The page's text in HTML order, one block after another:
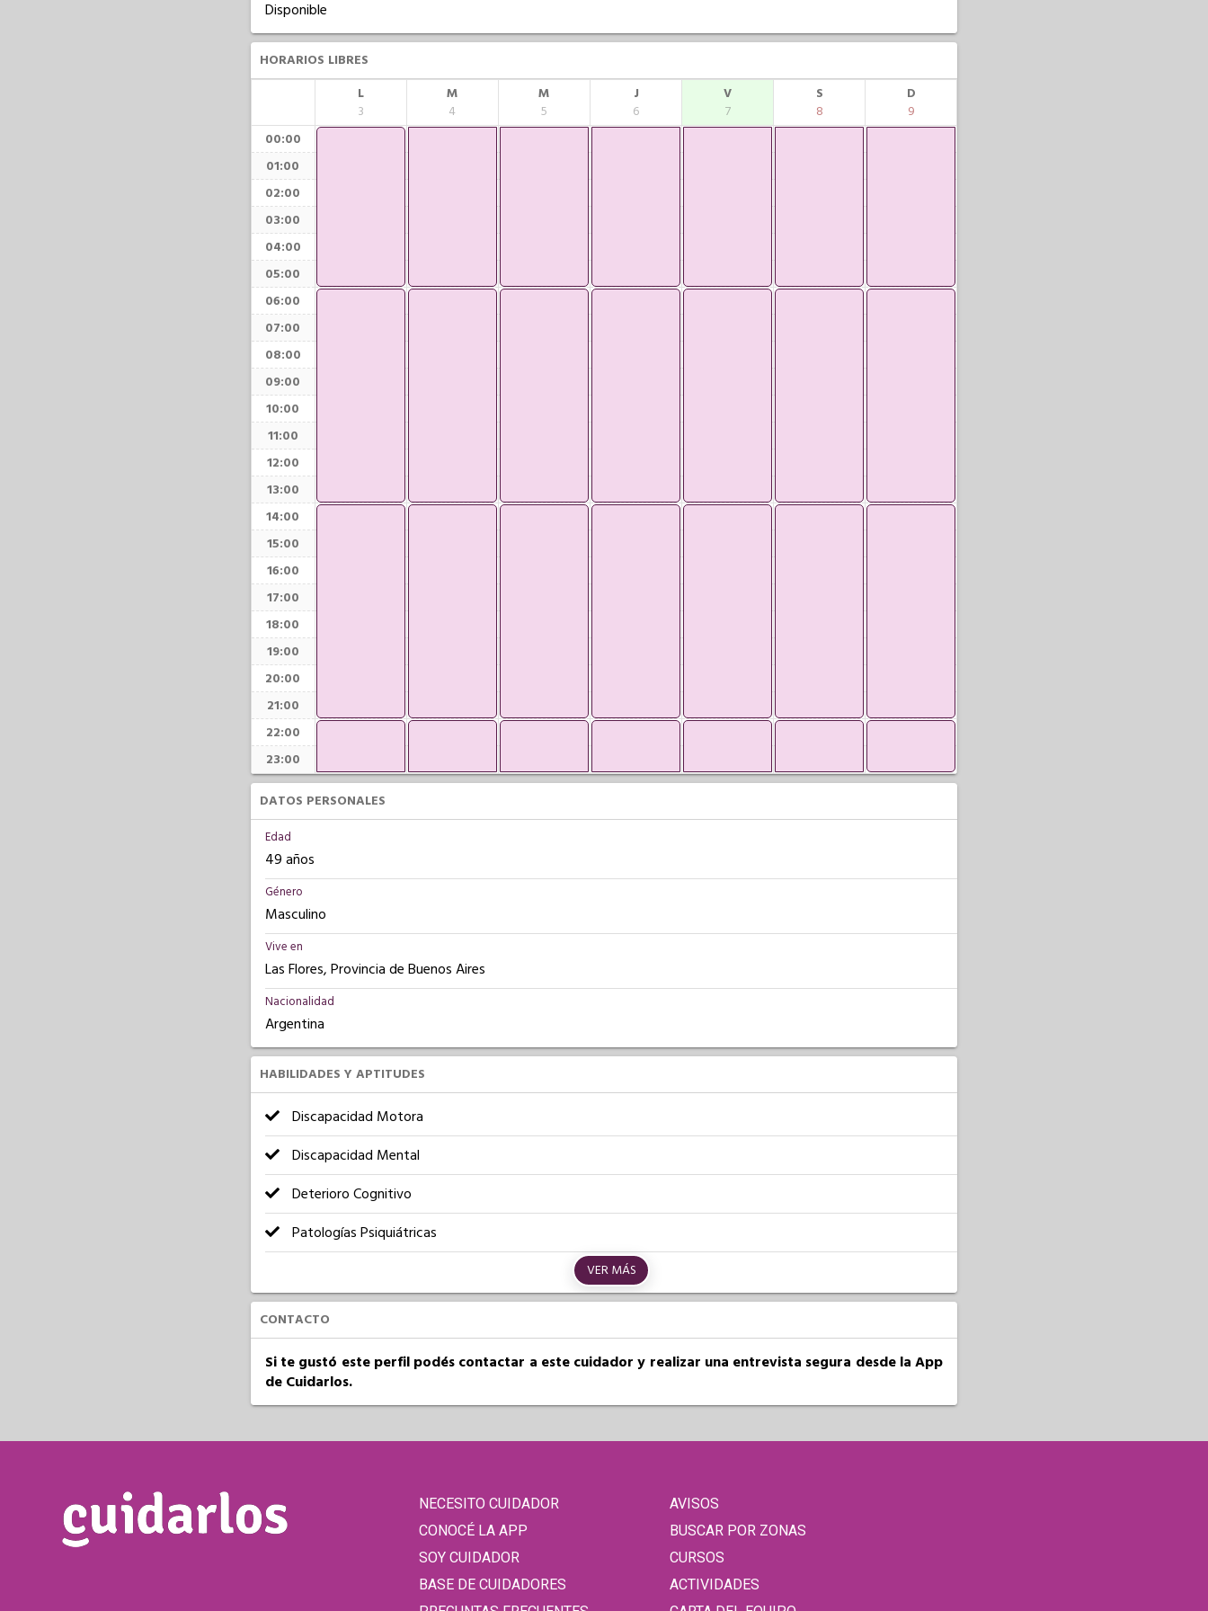
Disponible
HORARIOS LIBRES
L
3
M
4
M
5
J
6
V
7
S
8
D
9
00:00
01:00
02:00
03:00
04:00
05:00
06:00
07:00
08:00
09:00
10:00
11:00
12:00
13:00
14:00
15:00
16:00
17:00
18:00
19:00
20:00
21:00
22:00
23:00
DATOS PERSONALES
Edad
49 años
Género
Masculino
Vive en
Las Flores, Provincia de Buenos Aires
Nacionalidad
Argentina
HABILIDADES Y APTITUDES
Discapacidad Motora
Discapacidad Mental
Deterioro Cognitivo
Patologías Psiquiátricas
VER MÁS
CONTACTO
Si te gustó este perfil podés contactar a este cuidador y realizar una entrevista segura desde la App
de Cuidarlos.
NECESITO CUIDADOR
CONOCÉ LA APP
SOY CUIDADOR
BASE DE CUIDADORES
AVISOS
BUSCAR POR ZONAS
CURSOS
ACTIVIDADES